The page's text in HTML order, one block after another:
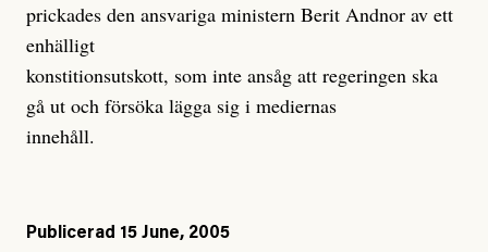
prickades den ansvariga ministern Berit Andnor av ett
enhälligt
konstitionsutskott, som inte ansåg att regeringen ska
gå ut och försöka lägga sig i mediernas
innehåll.
Publicerad 15 June, 2005